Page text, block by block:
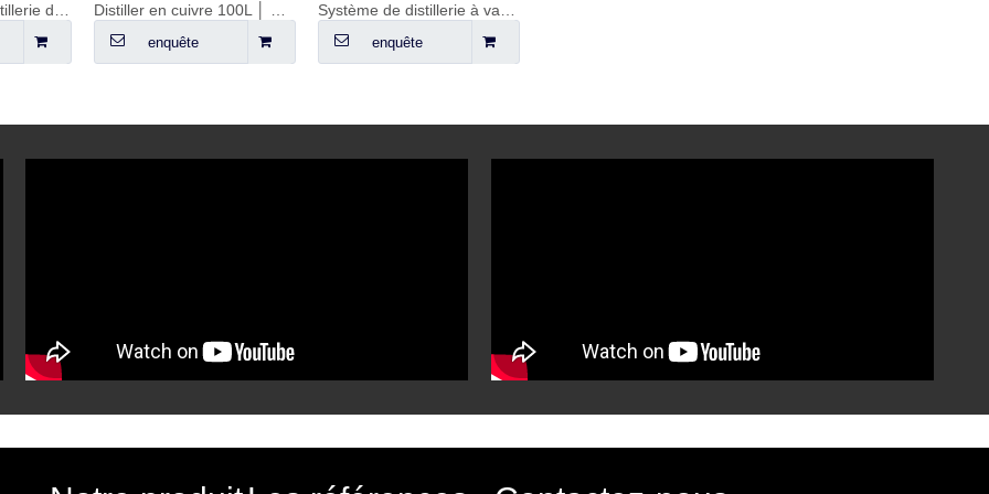
Distiller en cuivre 100L │ Distiller en cuivre 120L
enquête
Système de distillerie à vapeur 500L
enquête enquête